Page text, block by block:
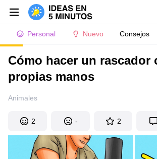
Personal Nuevo Consejos
Cómo hacer un rascador
propias manos
Animales
2 - 2